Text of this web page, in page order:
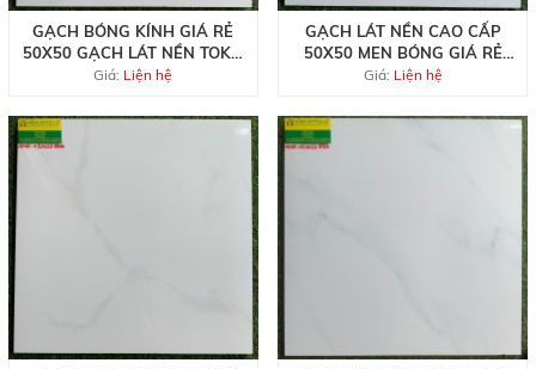
GẠCH BÓNG KÍNH GIÁ RẺ
50X50 GẠCH LÁT NỀN TOKO
AL5809
Giá: Liện hệ
GẠCH LÁT NỀN CAO CẤP
50X50 MEN BÓNG GIÁ RẺ
AL5802
Giá: Liện hệ